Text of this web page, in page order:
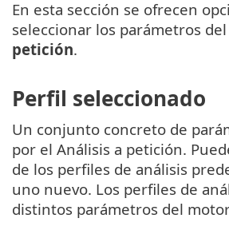
En esta sección se ofrecen
seleccionar los parámetros del
petición.
Perfil seleccionado
Un conjunto concreto de
por el Análisis a petición.
de los perfiles de análisis
uno nuevo. Los perfiles de
distintos parámetros del